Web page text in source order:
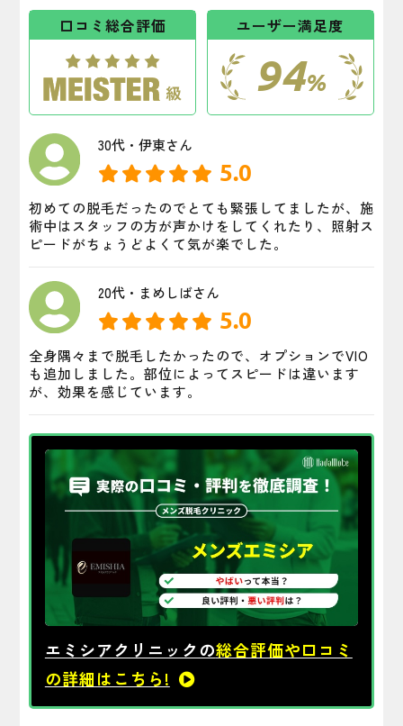
口コミ総合評価 ユーザー満足度
94%
30代・伊東さん
5.0
初めての脱毛だったのでとても緊張してましたが、施
術中はスタッフの方が声かけをしてくれたり、照射ス
ピードがちょうどよくて気が楽でした。
20代・まめしばさん
5.0
全身隅々まで脱毛したかったので、オプションでVIO
も追加しました。部位によってスピードは違います
が、効果を感じています。
エミシアクリニックの総合評価や口コミ
の詳細はこちら!